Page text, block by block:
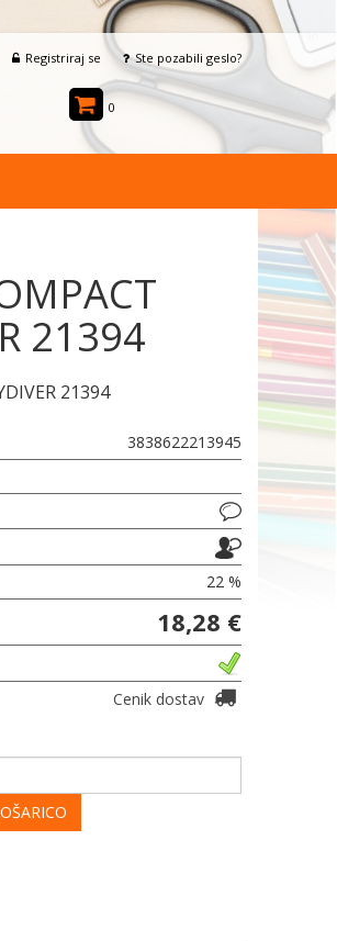
Registriraj se Ste pozabili geslo?
0
21394
21394
3838622213945
22 %
18,28 €
Cenik dostav